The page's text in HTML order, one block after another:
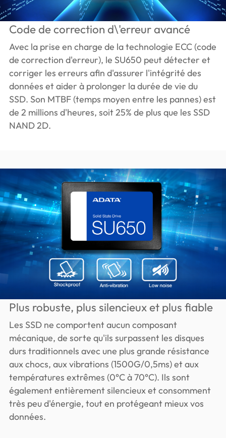
Code de correction d\'erreur avancé
Avec la prise en charge de la technologie ECC (code
de correction d'erreur), le SU650 peut détecter et
corriger les erreurs afin d'assurer l'intégrité des
données et aider à prolonger la durée de vie du
SSD. Son MTBF (temps moyen entre les pannes) est
de 2 millions d'heures, soit 25% de plus que les SSD
NAND 2D.
Plus robuste, plus silencieux et plus fiable
Les SSD ne comportent aucun composant
mécanique, de sorte qu'ils surpassent les disques
durs traditionnels avec une plus grande résistance
aux chocs, aux vibrations (1500G/0,5ms) et aux
températures extrêmes (0°C à 70°C). Ils sont
également entièrement silencieux et consomment
très peu d'énergie, tout en protégeant mieux vos
données.